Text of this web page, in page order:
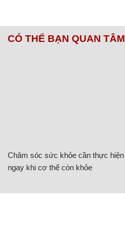
CÓ THỂ BẠN QUAN TÂM
Chăm sóc sức khỏe cần thực hiện
ngay khi cơ thể còn khỏe